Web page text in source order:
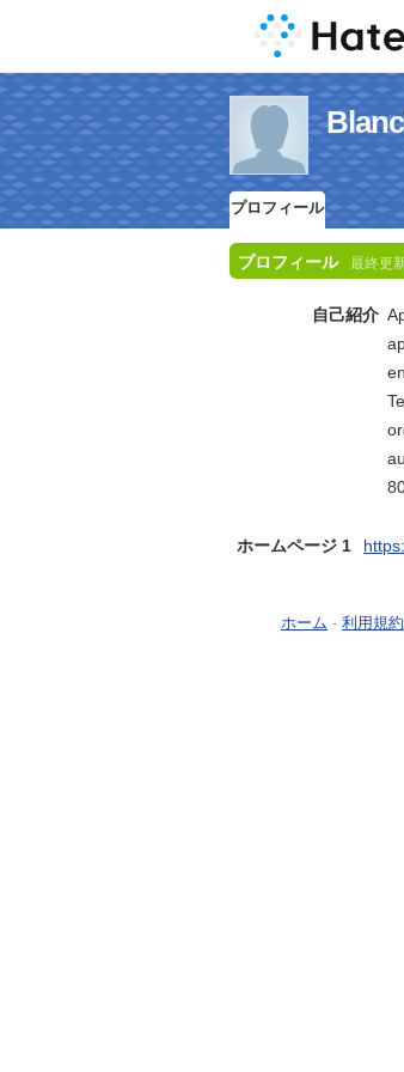
プロフィール
プロフィール 最終更
自己紹介
ホームページ 1
ホーム - 利用規約